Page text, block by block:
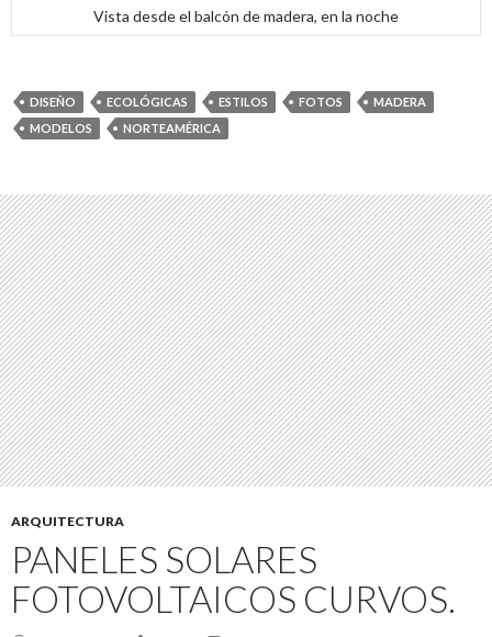
Vista desde el balcón de madera, en la noche
DISEÑO ECOLÓGICAS ESTILOS FOTOS
MADERA
MODELOS
NORTEAMÉRICA
ARQUITECTURA
PANELES SOLARES
FOTOVOLTAICOS CURVOS.